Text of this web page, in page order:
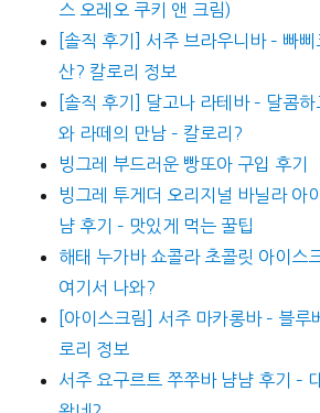
스 오레오 쿠키 앤 크림)
[솔직 후기] 서주 브라우니바 – 빠
산? 칼로리 정보
[솔직 후기] 달고나 라테바 – 달콤
와 라떼의 만남 – 칼로리?
빙그레 부드러운 빵또아 구입 후기
빙그레 투게더 오리지널 바닐라 아
냠 후기 – 맛있게 먹는 꿀팁
해태 누가바 쇼콜라 초콜릿 아이스
여기서 나와?
[아이스크림] 서주 마카롱바 – 블루
로리 정보
서주 요구르트 쭈쭈바 냠냠 후기 –